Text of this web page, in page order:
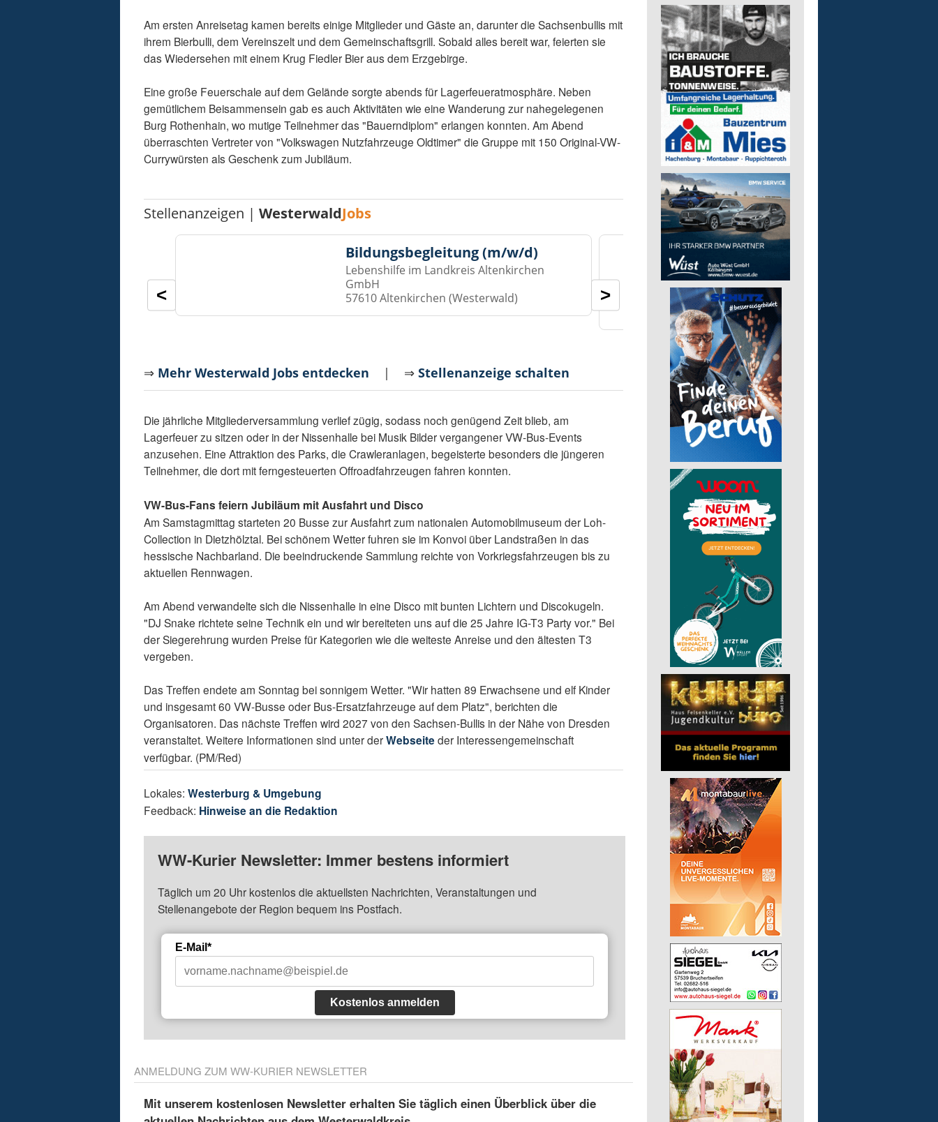
Am ersten Anreisetag kamen bereits einige Mitglieder und Gäste an, darunter die Sachsenbullis mit
ihrem Bierbulli, dem Vereinszelt und dem Gemeinschaftsgrill. Sobald alles bereit war, feierten sie
das Wiedersehen mit einem Krug Fiedler Bier aus dem Erzgebirge.
Eine große Feuerschale auf dem Gelände sorgte abends für Lagerfeueratmosphäre. Neben
gemütlichem Beisammensein gab es auch Aktivitäten wie eine Wanderung zur nahegelegenen
Burg Rothenhain, wo mutige Teilnehmer das "Bauerndiplom" erlangen konnten. Am Abend
überraschten Vertreter von "Volkswagen Nutzfahrzeuge Oldtimer" die Gruppe mit 150 Original-VW-
Currywürsten als Geschenk zum Jubiläum.
Stellenanzeigen |WesterwaldJobs
Bildungsbegleitung (m/w/d)
Lebenshilfe im Landkreis Altenkirchen
GmbH
57610 Altenkirchen (Westerwald)
Lebenshilfe im Landkreis
GmbH
57632 Flammersfeld
< >
⇒ Mehr Westerwald Jobs entdecken | ⇒Stellenanzeige schalten
Die jährliche Mitgliederversammlung verlief zügig, sodass noch genügend Zeit blieb, am
Lagerfeuer zu sitzen oder in der Nissenhalle bei Musik Bilder vergangener VW-Bus-Events
anzusehen. Eine Attraktion des Parks, die Crawleranlagen, begeisterte besonders die jüngeren
Teilnehmer, die dort mit ferngesteuerten Offroadfahrzeugen fahren konnten.
VW-Bus-Fans feiern Jubiläum mit Ausfahrt und Disco
Am Samstagmittag starteten 20 Busse zur Ausfahrt zum nationalen Automobilmuseum der Loh-
Collection in Dietzhölztal. Bei schönem Wetter fuhren sie im Konvoi über Landstraßen in das
hessische Nachbarland. Die beeindruckende Sammlung reichte von Vorkriegsfahrzeugen bis zu
aktuellen Rennwagen.
Am Abend verwandelte sich die Nissenhalle in eine Disco mit bunten Lichtern und Discokugeln.
"DJ Snake richtete seine Technik ein und wir bereiteten uns auf die 25 Jahre IG-T3 Party vor." Bei
der Siegerehrung wurden Preise für Kategorien wie die weiteste Anreise und den ältesten T3
vergeben.
Das Treffen endete am Sonntag bei sonnigem Wetter. "Wir hatten 89 Erwachsene und elf Kinder
und insgesamt 60 VW-Busse oder Bus-Ersatzfahrzeuge auf dem Platz", berichten die
Organisatoren. Das nächste Treffen wird 2027 von den Sachsen-Bullis in der Nähe von Dresden
veranstaltet. Weitere Informationen sind unter derWebseiteder Interessengemeinschaft
verfügbar. (PM/Red)
Lokales:Westerburg & Umgebung
Feedback: Hinweise an die Redaktion
WW-Kurier Newsletter: Immer bestens informiert
Täglich um 20 Uhr kostenlos die aktuellsten Nachrichten, Veranstaltungen und
Stellenangebote der Region bequem ins Postfach.
E-Mail*
Kostenlos anmelden
ANMELDUNG ZUM WW-KURIER NEWSLETTER
Mit unserem kostenlosen Newsletter erhalten Sie täglich einen Überblick über die